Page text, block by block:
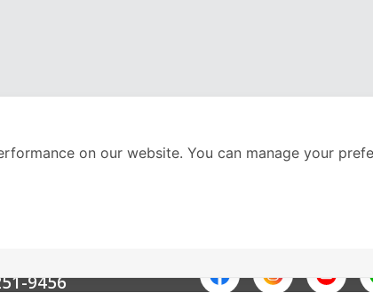
9456
on our website. You can manage your